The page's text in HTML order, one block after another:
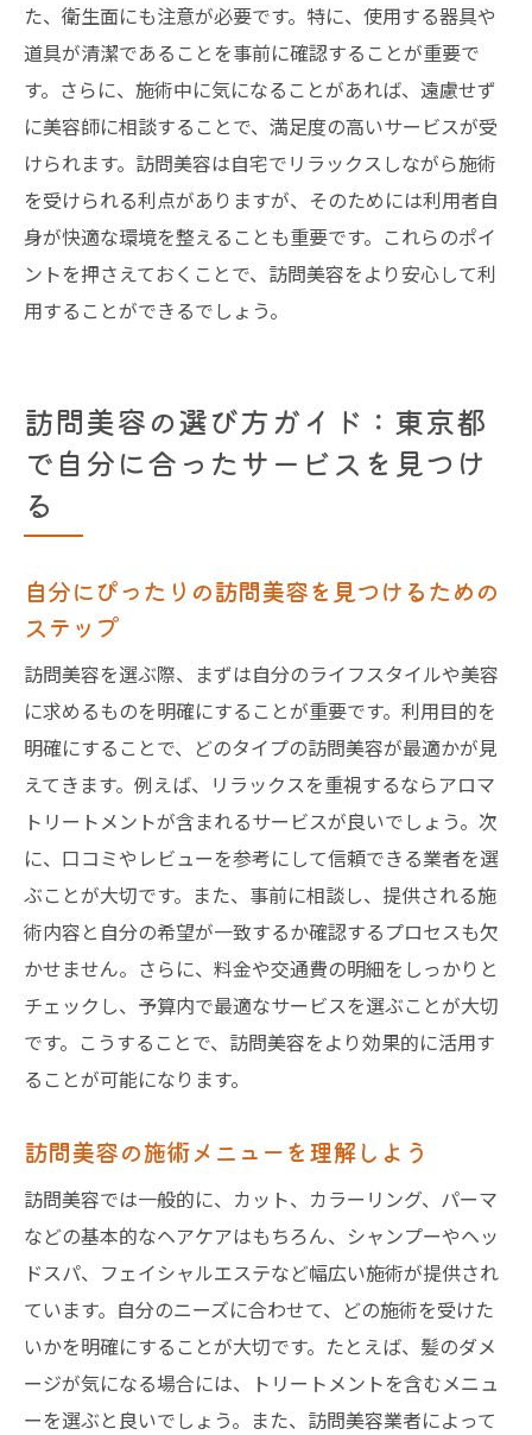
た、衛生面にも注意が必要です。特に、使用する器具や
道具が清潔であることを事前に確認することが重要で
す。さらに、施術中に気になることがあれば、遠慮せず
に美容師に相談することで、満足度の高いサービスが受
けられます。訪問美容は自宅でリラックスしながら施術
を受けられる利点がありますが、そのためには利用者自
身が快適な環境を整えることも重要です。これらのポイ
ントを押さえておくことで、訪問美容をより安心して利
用することができるでしょう。
訪問美容の選び方ガイド：東京都
で自分に合ったサービスを見つけ
る
自分にぴったりの訪問美容を見つけるための
ステップ
訪問美容を選ぶ際、まずは自分のライフスタイルや美容
に求めるものを明確にすることが重要です。利用目的を
明確にすることで、どのタイプの訪問美容が最適かが見
えてきます。例えば、リラックスを重視するならアロマ
トリートメントが含まれるサービスが良いでしょう。次
に、口コミやレビューを参考にして信頼できる業者を選
ぶことが大切です。また、事前に相談し、提供される施
術内容と自分の希望が一致するか確認するプロセスも欠
かせません。さらに、料金や交通費の明細をしっかりと
チェックし、予算内で最適なサービスを選ぶことが大切
です。こうすることで、訪問美容をより効果的に活用す
ることが可能になります。
訪問美容の施術メニューを理解しよう
訪問美容では一般的に、カット、カラーリング、パーマ
などの基本的なヘアケアはもちろん、シャンプーやヘッ
ドスパ、フェイシャルエステなど幅広い施術が提供され
ています。自分のニーズに合わせて、どの施術を受けた
いかを明確にすることが大切です。たとえば、髪のダメ
ージが気になる場合には、トリートメントを含むメニュ
ーを選ぶと良いでしょう。また、訪問美容業者によって